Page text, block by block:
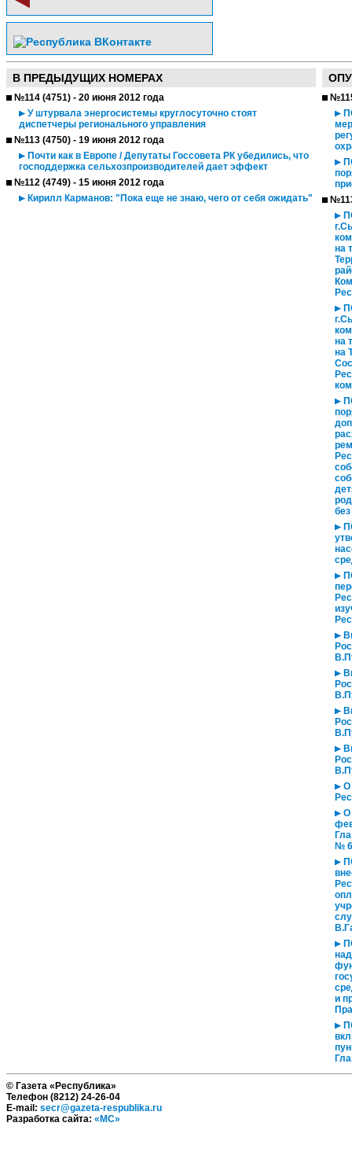
В ПРЕДЫДУЩИХ НОМЕРАХ
№114 (4751) - 20 июня 2012 года
У штурвала энергосистемы круглосуточно стоят
диспетчеры регионального управления
№113 (4750) - 19 июня 2012 года
Почти как в Европе / Депутаты Госсовета РК убедились, что
господдержка сельхозпроизводителей дает эффект
№112 (4749) - 15 июня 2012 года
Кирилл Карманов: "Пока еще не знаю, чего от себя ожидать"
на
на
на
О
О
№
и
© Газета «Республика»
Телефон (8212) 24-26-04
E-mail: secr@gazeta-respublika.ru
Разработка сайта: «МС»